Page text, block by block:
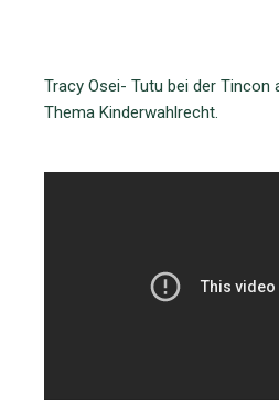
Tracy Osei- Tutu bei der Tincon
Thema Kinderwahlrecht.